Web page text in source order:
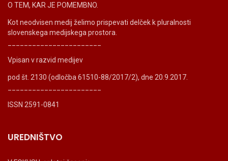
O TEM, KAR JE POMEMBNO.
Kot neodvisen medij želimo prispevati delček k pluralnosti
slovenskega medijskega prostora.
Vpisan v razvid medijev
pod št. 2130 (odločba 61510-88/2017/2), dne 20.9.2017.
ISSN 2591-0841
UREDNIŠTVO